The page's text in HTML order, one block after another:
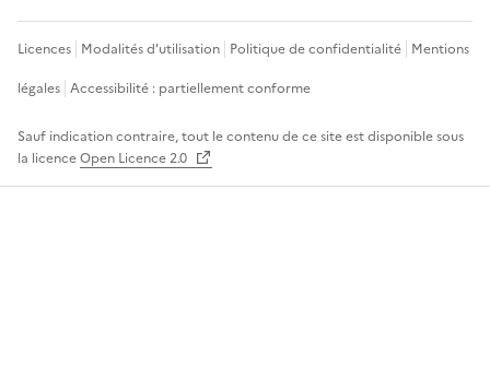
Licences Modalités d'utilisation Politique de confidentialité Mentions
légales Accessibilité : partiellement conforme
Sauf indication contraire, tout le contenu de ce site est disponible sous
la licenceOpen Licence 2.0